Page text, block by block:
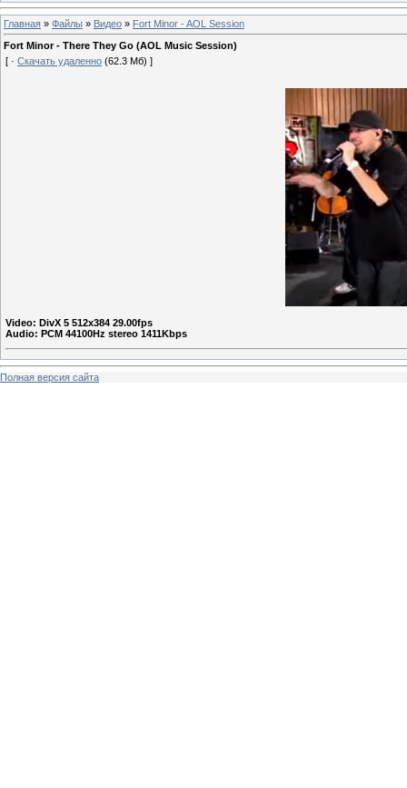
Главная » Файлы » Видео » Fort Minor - AOL Session
Fort Minor - There They Go (AOL Music Session)
[ · Скачать удаленно (62.3 Мб) ]
Video: DivX 5 512x384 29.00fps
Audio: PCM 44100Hz stereo 1411Kbps
Полная версия сайта